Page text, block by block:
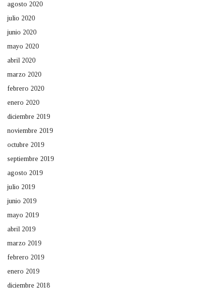
agosto 2020
julio 2020
junio 2020
mayo 2020
abril 2020
marzo 2020
febrero 2020
enero 2020
diciembre 2019
noviembre 2019
octubre 2019
septiembre 2019
agosto 2019
julio 2019
junio 2019
mayo 2019
abril 2019
marzo 2019
febrero 2019
enero 2019
diciembre 2018